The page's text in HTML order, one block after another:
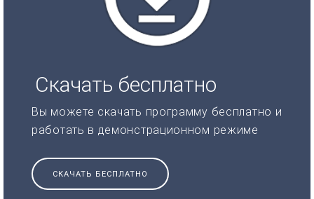
Скачать бесплатно
Вы можете скачать программу бесплатно и
работать в демонстрационном режиме
СКАЧАТЬ БЕСПЛАТНО